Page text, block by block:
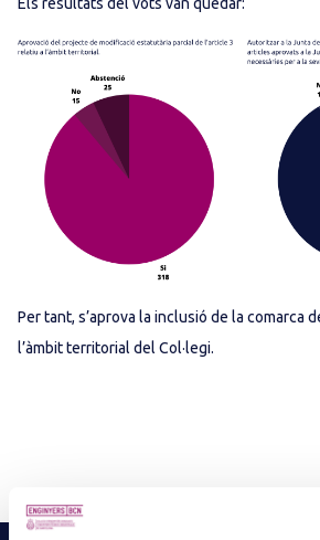
Per tant, s’aprova la inclusió de la comarca
l’àmbit territorial del Col·legi.